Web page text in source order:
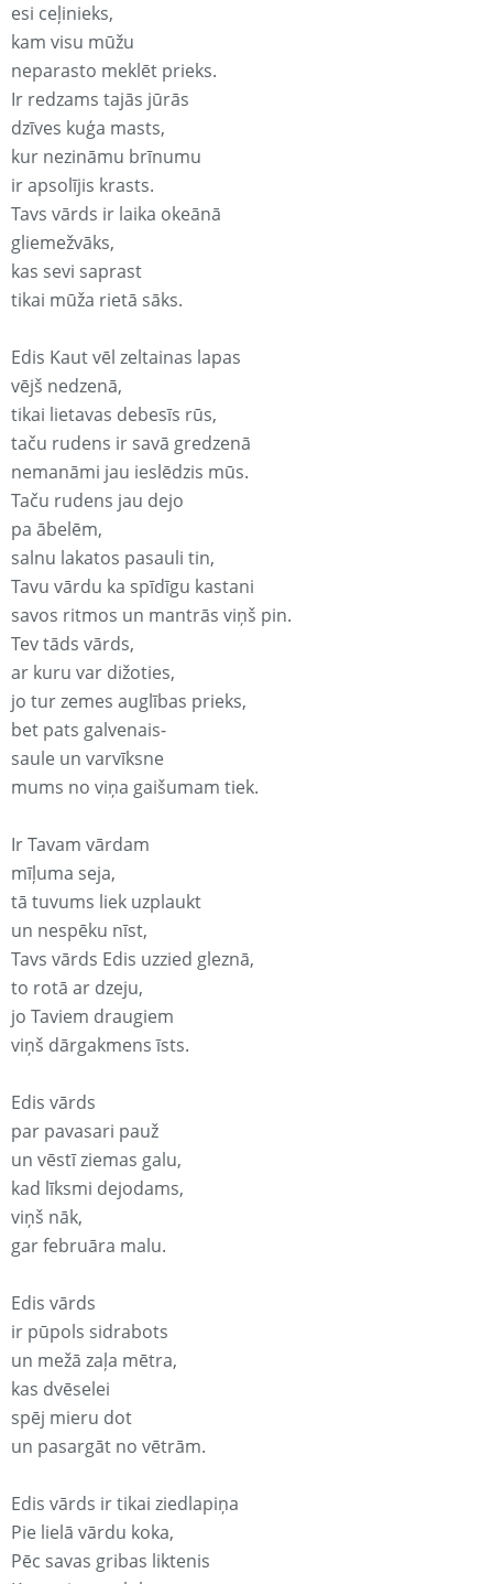
esi ceļinieks,
kam visu mūžu
neparasto meklēt prieks.
Ir redzams tajās jūrās
dzīves kuģa masts,
kur nezināmu brīnumu
ir apsolījis krasts.
Tavs vārds ir laika okeānā
gliemežvāks,
kas sevi saprast
tikai mūža rietā sāks.
Edis Kaut vēl zeltainas lapas
vējš nedzenā,
tikai lietavas debesīs rūs,
taču rudens ir savā gredzenā
nemanāmi jau ieslēdzis mūs.
Taču rudens jau dejo
pa ābelēm,
salnu lakatos pasauli tin,
Tavu vārdu ka spīdīgu kastani
savos ritmos un mantrās viņš pin.
Tev tāds vārds,
ar kuru var dižoties,
jo tur zemes auglības prieks,
bet pats galvenais-
saule un varvīksne
mums no viņa gaišumam tiek.
Ir Tavam vārdam
mīļuma seja,
tā tuvums liek uzplaukt
un nespēku nīst,
Tavs vārds Edis uzzied gleznā,
to rotā ar dzeju,
jo Taviem draugiem
viņš dārgakmens īsts.
Edis vārds
par pavasari pauž
un vēstī ziemas galu,
kad līksmi dejodams,
viņš nāk,
gar februāra malu.
Edis vārds
ir pūpols sidrabots
un mežā zaļa mētra,
kas dvēselei
spēj mieru dot
un pasargāt no vētrām.
Edis vārds ir tikai ziedlapiņa
Pie lielā vārdu koka,
Pēc savas gribas liktenis